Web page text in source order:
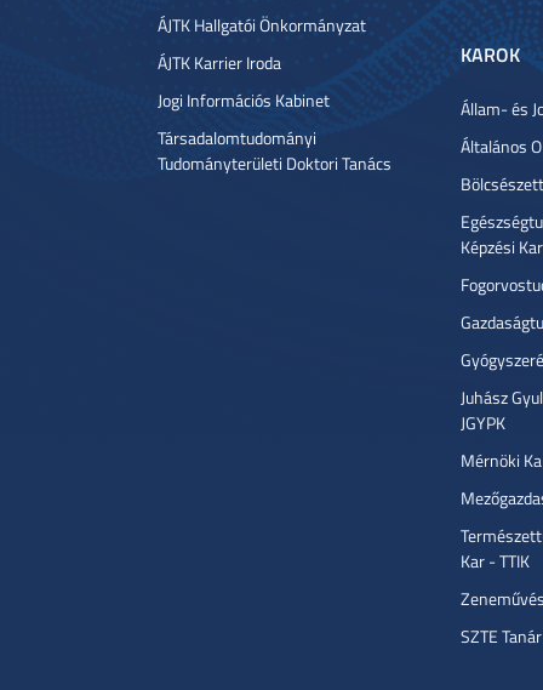
ÁJTK Hallgatói Önkormányzat
ÁJTK Karrier Iroda
Jogi Információs Kabinet
Társadalomtudományi
Tudományterületi Doktori Tanács
KAROK
Állam- és
Általános
Képzési
Juhász
JGYPK
Mérnöki
Kar - TTIK
SZTE